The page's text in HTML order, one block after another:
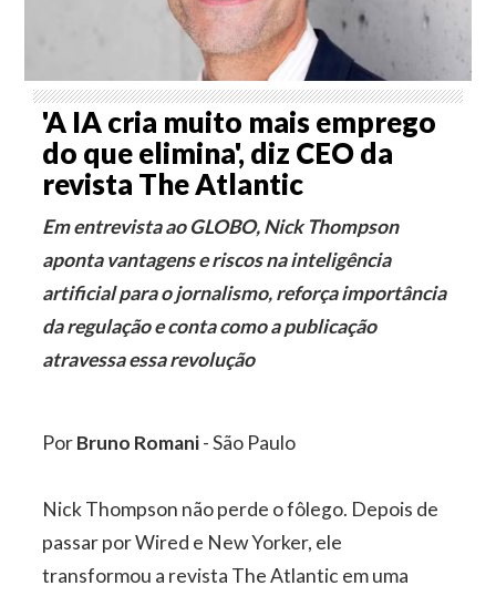
'A IA cria muito mais emprego
do que elimina', diz CEO da
revista The Atlantic
Em entrevista ao GLOBO, Nick Thompson
aponta vantagens e riscos na inteligência
artificial para o jornalismo, reforça importância
da regulação e conta como a publicação
atravessa essa revolução
PorBruno Romani- São Paulo
Nick Thompson não perde o fôlego. Depois de
passar por Wired e New Yorker, ele
transformou a revista The Atlantic em uma